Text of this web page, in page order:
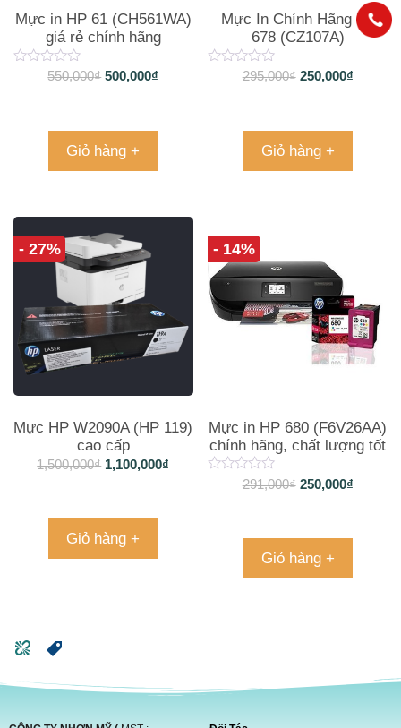
Mực in HP 61 (CH561WA)
giá rẻ chính hãng
550,000₫ 500,000₫
Giỏ hàng +
Mực In Chính Hãng Hp
678 (CZ107A)
295,000₫ 250,000₫
Giỏ hàng +
- 27%
Mực HP W2090A (HP 119)
cao cấp
1,500,000₫ 1,100,000₫
Giỏ hàng +
- 14%
Mực in HP 680 (F6V26AA)
chính hãng, chất lượng tốt
291,000₫ 250,000₫
Giỏ hàng +